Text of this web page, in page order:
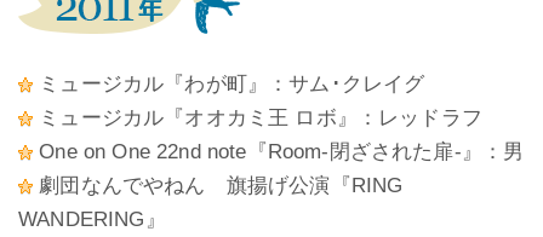
ミュージカル『わが町』：サム･クレイグ
ミュージカル『オオカミ王 ロボ』：レッドラフ
One on One 22nd note『Room-閉ざされた扉-』：男
劇団なんでやねん 旗揚げ公演『RING
WANDERING』